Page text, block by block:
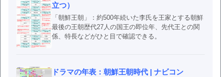
立つ）
「朝鮮王朝」：約500年続いた李氏を王家とする朝鮮
最後の王朝歴代27人の国王の即位年、先代王との関
係、特長などがひと目で確認できる。
ドラマの年表：朝鮮王朝時代 | ナビコン